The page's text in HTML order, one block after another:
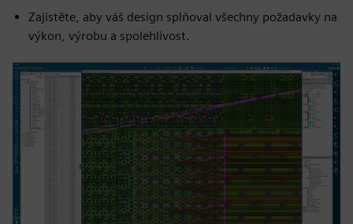
Zajistěte, aby váš design splňoval všechny požadavky na
výkon, výrobu a spolehlivost.